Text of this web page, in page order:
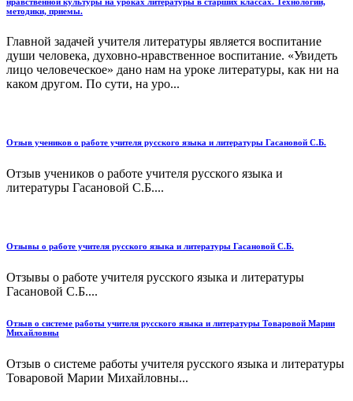
методики, приемы.
Главной задачей учителя литературы является воспитание
души человека, духовно-нравственное воспитание. «Увидеть
лицо человеческое» дано нам на уроке литературы, как ни на
каком другом. По сути, на уро...
Отзыв учеников о работе учителя русского языка и литературы Гасановой С.Б.
Отзыв учеников о работе учителя русского языка и
литературы Гасановой С.Б....
Отзывы о работе учителя русского языка и литературы Гасановой С.Б.
Отзывы о работе учителя русского языка и литературы
Гасановой С.Б....
Отзыв о системе работы учителя русского языка и литературы Товаровой Марии
Михайловны
Отзыв о системе работы учителя русского языка и литературы
Товаровой Марии Михайловны...